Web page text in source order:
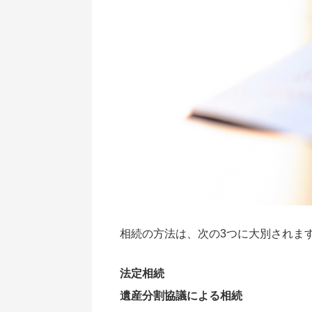
相続の方法は、次の3つに大別されま
法定相続
遺産分割協議による相続